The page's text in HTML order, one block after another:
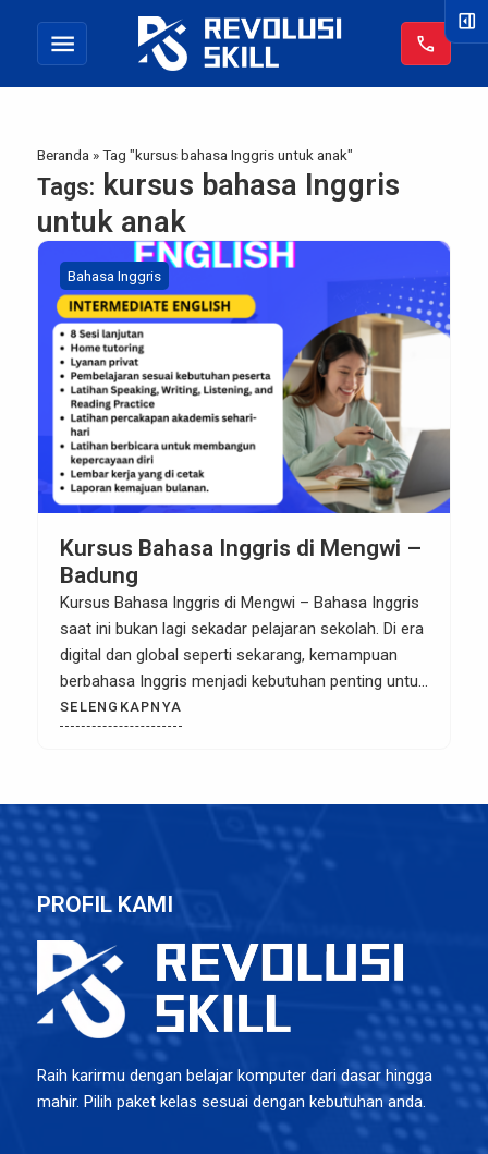
menu call
Beranda »Tag "kursus bahasa Inggris untuk anak"
Tags: kursus bahasa Inggris
untuk anak
Bahasa Inggris
Kursus Bahasa Inggris di Mengwi –
Badung
Kursus Bahasa Inggris di Mengwi – Bahasa Inggris
saat ini bukan lagi sekadar pelajaran sekolah. Di era
digital dan global seperti sekarang, kemampuan
berbahasa Inggris menjadi kebutuhan penting untuk
pendidikan, pekerjaan, hingga bisnis. Bagi Anda
yang tinggal di Mengwi dan sekitarnya, memilih
SELENGKAPNYA
right_panel_open
PROFIL KAMI
Raih karirmu dengan belajar komputer dari dasar hingga
mahir. Pilih paket kelas sesuai dengan kebutuhan anda.